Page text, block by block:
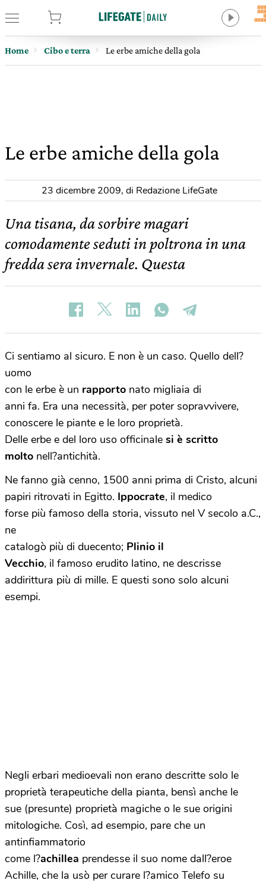
Home Cibo e terra Le erbe amiche della gola
Le erbe amiche della gola
23 dicembre 2009, di Redazione LifeGate
Una tisana, da sorbire magari
comodamente seduti in poltrona in una
fredda sera invernale. Questa
Ci sentiamo al sicuro. E non è un caso. Quello dell?
uomo
con le erbe è un rapporto nato migliaia di
anni fa. Era una necessità, per poter sopravvivere,
conoscere le piante e le loro proprietà.
Delle erbe e del loro uso officinale si è scritto
molto nell?antichità.
Ne fanno già cenno, 1500 anni prima di Cristo, alcuni
papiri ritrovati in Egitto. Ippocrate, il medico
forse più famoso della storia, vissuto nel V secolo a.C.,
ne
catalogò più di duecento; Plinio il
Vecchio, il famoso erudito latino, ne descrisse
addirittura più di mille. E questi sono solo alcuni
esempi.
Negli erbari medioevali non erano descritte solo le
proprietà terapeutiche della pianta, bensì anche le
sue (presunte) proprietà magiche o le sue origini
mitologiche. Così, ad esempio, pare che un
antinfiammatorio
come l?achillea prendesse il suo nome dall?eroe
Achille, che la usò per curare l?amico Telefo su